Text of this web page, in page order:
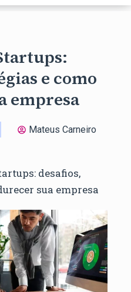
e como
empresa
Mateus Carneiro
desafios,
sua empresa